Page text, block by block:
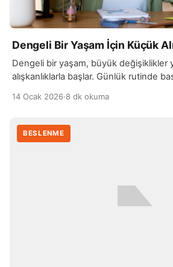
Dengeli Bir Yaşam İçin Küçük
Dengeli bir yaşam, büyük değişiklikler
alışkanlıklarla başlar. Günlük rutinde
destekler. Örneğin her gün düzenli
enerji seviyesini yükseltir ve genel
iyileştirir. Beslenme alışkanlıklarında
14 Ocak 2026·8 dk okuma
BESLENME